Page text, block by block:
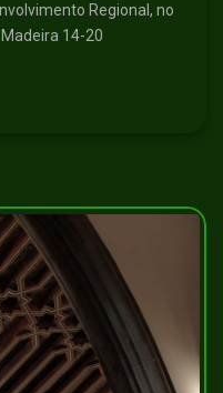
Regional, no
14-20